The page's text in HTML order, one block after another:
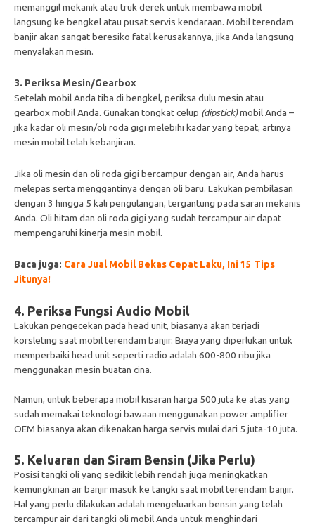
memanggil mekanik atau truk derek untuk membawa mobil
langsung ke bengkel atau pusat servis kendaraan. Mobil terendam
banjir akan sangat beresiko fatal kerusakannya, jika Anda langsung
menyalakan mesin.
3. Periksa Mesin/Gearbox
Setelah mobil Anda tiba di bengkel, periksa dulu mesin atau
gearbox mobil Anda. Gunakan tongkat celup (dipstick)mobil Anda –
jika kadar oli mesin/oli roda gigi melebihi kadar yang tepat, artinya
mesin mobil telah kebanjiran.
Jika oli mesin dan oli roda gigi bercampur dengan air, Anda harus
melepas serta menggantinya dengan oli baru. Lakukan pembilasan
dengan 3 hingga 5 kali pengulangan, tergantung pada saran mekanis
Anda. Oli hitam dan oli roda gigi yang sudah tercampur air dapat
mempengaruhi kinerja mesin mobil.
Baca juga: Cara Jual Mobil Bekas Cepat Laku, Ini 15 Tips
Jitunya!
4. Periksa Fungsi Audio Mobil
Lakukan pengecekan pada head unit, biasanya akan terjadi
korsleting saat mobil terendam banjir. Biaya yang diperlukan untuk
memperbaiki head unit seperti radio adalah 600-800 ribu jika
menggunakan mesin buatan cina.
Namun, untuk beberapa mobil kisaran harga 500 juta ke atas yang
sudah memakai teknologi bawaan menggunakan power amplifier
OEM biasanya akan dikenakan harga servis mulai dari 5 juta-10 juta.
5. Keluaran dan Siram Bensin (Jika Perlu)
Posisi tangki oli yang sedikit lebih rendah juga meningkatkan
kemungkinan air banjir masuk ke tangki saat mobil terendam banjir.
Hal yang perlu dilakukan adalah mengeluarkan bensin yang telah
tercampur air dari tangki oli mobil Anda untuk menghindari